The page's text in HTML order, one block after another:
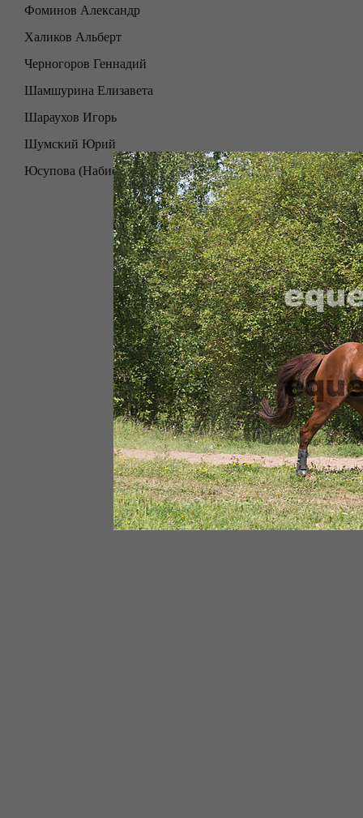
Фоминов Александр
Халиков Альберт
Черногоров Геннадий
Шамшурина Елизавета
Шараухов Игорь
Шумский Юрий
Юсупова (Набиева) Эльнира